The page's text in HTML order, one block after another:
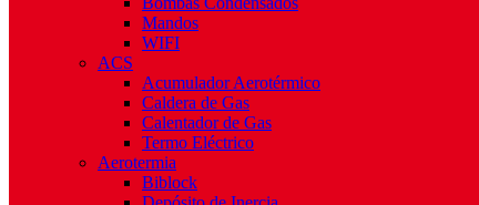
Mandos
WIFI
ACS
Acumulador Aerotérmico
Caldera de Gas
Calentador de Gas
Termo Eléctrico
Aerotermia
Biblock